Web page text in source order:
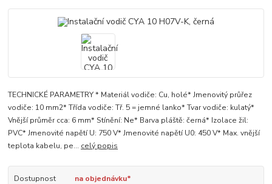
TECHNICKÉ PARAMETRY * Materiál vodiče: Cu, holé* Jmenovitý průřez
vodiče: 10 mm2* Třída vodiče: Tř. 5 = jemné lanko* Tvar vodiče: kulatý*
Vnější průměr cca: 6 mm* Stínění: Ne* Barva pláště: černá* Izolace žil:
PVC* Jmenovité napětí U: 750 V* Jmenovité napětí U0: 450 V* Max. vnější
teplota kabelu, pe... celý popis
Dostupnost na objednávku*